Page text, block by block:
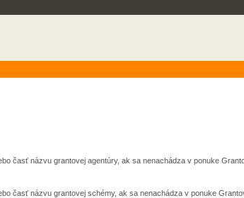
časť názvu grantovej agentúry, ak sa nenachádza v ponuke
časť názvu grantovej schémy, ak sa nenachádza v ponuke